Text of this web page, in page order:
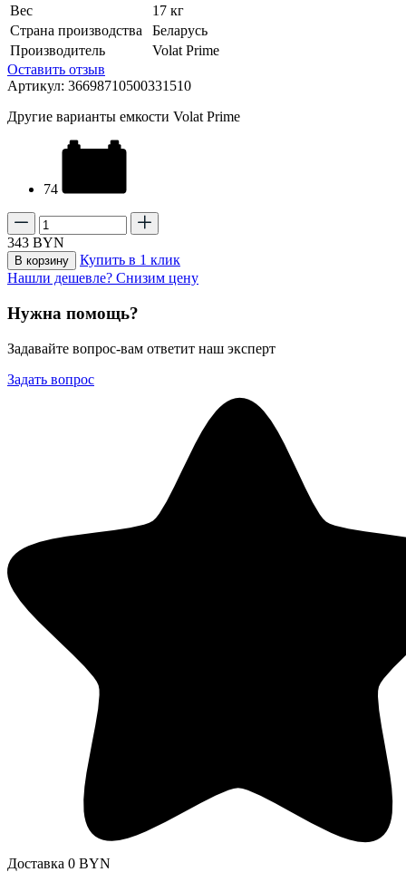
Вес
17 кг
Страна производства
Беларусь
Производитель
Volat Prime
Оставить отзыв
Артикул: 36698710500331510
Другие варианты емкости Volat Prime
74
343 BYN
В корзину
Купить в 1 клик
Нашли дешевле? Снизим цену
Нужна помощь?
Задавайте вопрос-вам ответит наш эксперт
Задать вопрос
Доставка 0 BYN